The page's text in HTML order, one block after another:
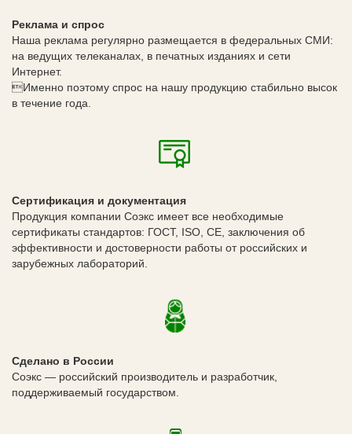
Реклама и спрос
Наша реклама регулярно размещается в федеральных СМИ:
на ведущих телеканалах, в печатных изданиях и сети
Интернет.
Именно поэтому спрос на нашу продукцию стабильно высок
в течение года.
Сертификация и документация
Продукция компании Соэкс имеет все необходимые
сертификаты стандартов: ГОСТ, ISO, CE, заключения об
эффективности и достоверности работы от российских и
зарубежных лабораторий.
Сделано в России
Соэкс — российский производитель и разработчик,
поддерживаемый государством.